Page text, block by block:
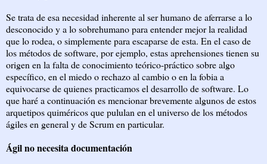
Se trata de esa necesidad inherente al ser humano de aferrarse a lo
desconocido y a lo sobrehumano para entender mejor la realidad
que lo rodea, o simplemente para escaparse de esta. En el caso de
los métodos de software, por ejemplo, estas aprehensiones tienen su
origen en la falta de conocimiento teórico-práctico sobre algo
específico, en el miedo o rechazo al cambio o en la fobia a
equivocarse de quienes practicamos el desarrollo de software. Lo
que haré a continuación es mencionar brevemente algunos de estos
arquetipos quiméricos que pululan en el universo de los métodos
ágiles en general y de Scrum en particular.
Ágil no necesita documentación